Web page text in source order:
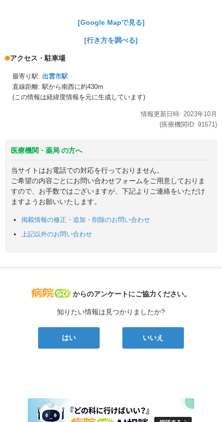
[Google Mapで見る]
[行き方を調べる]
アクセス・駐車場
最寄り駅: 出雲市駅
直線距離: 駅から南西に約430m
(この情報は経緯度情報を元に生成しています)
情報更新日時: 2023年10月
(医療機関ID: 91671)
医療機関・薬局 の方へ
当サイトはお電話での対応を行っておりません。
ご希望の内容ごとにお問い合わせフォームをご用意しておりま
すので、お手数ではございますが、下記よりご連絡をいただけ
ますようお願いいたします。
掲載情報の修正・追加・削除のお問い合わせ
上記以外のお問い合わせ
病院なび
からのアンケートにご協力ください。
知りたい情報は見つかりましたか?
はい いいえ